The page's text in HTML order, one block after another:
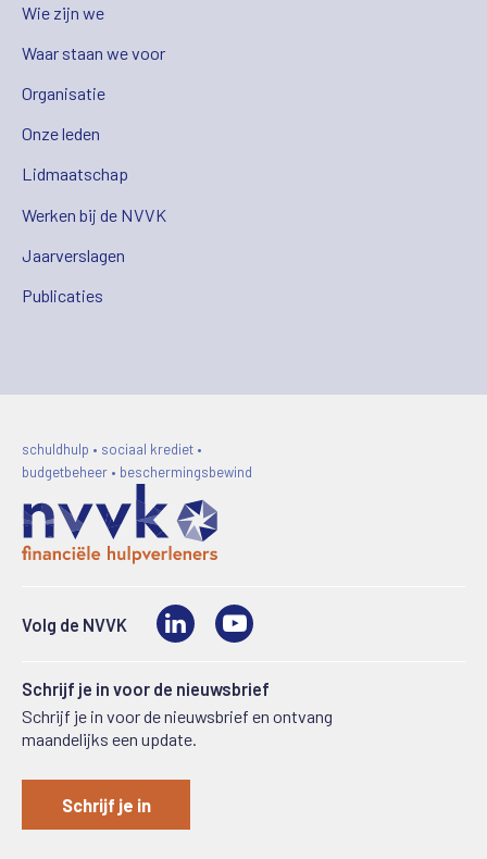
Wie zijn we
Waar staan we voor
Organisatie
Onze leden
Lidmaatschap
Werken bij de NVVK
Jaarverslagen
Publicaties
schuldhulp • sociaal krediet •
budgetbeheer • beschermingsbewind
Volg de NVVK LinkedIn
Schrijf je in voor de nieuwsbrief
Schrijf je in voor de nieuwsbrief en ontvang
maandelijks een update.
Schrijf je in